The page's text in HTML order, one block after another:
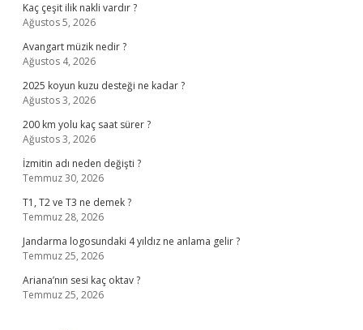
Kaç çeşit ilik nakli vardır ?
Ağustos 5, 2026
Avangart müzik nedir ?
Ağustos 4, 2026
2025 koyun kuzu desteği ne kadar ?
Ağustos 3, 2026
200 km yolu kaç saat sürer ?
Ağustos 3, 2026
İzmitin adı neden değişti ?
Temmuz 30, 2026
T1, T2 ve T3 ne demek ?
Temmuz 28, 2026
Jandarma logosundaki 4 yıldız ne anlama gelir ?
Temmuz 25, 2026
Ariana’nın sesi kaç oktav ?
Temmuz 25, 2026